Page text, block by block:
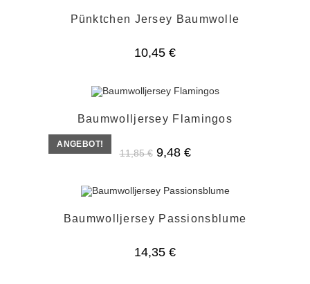
Pünktchen Jersey Baumwolle
10,45 €
ANGEBOT!
Baumwolljersey Flamingos
11,85€ Ursprünglicher
Preis
9,48 €Aktueller
Preis
Baumwolljersey Passionsblume
14,35 €